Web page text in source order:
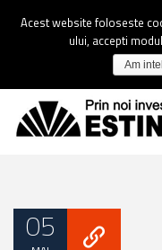
05
Acest website foloseste
ului, accepti
Am